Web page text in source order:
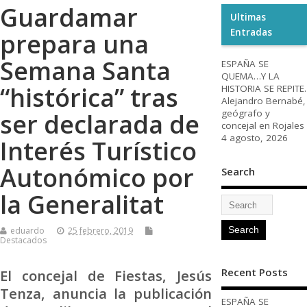
Guardamar
prepara una
Semana Santa
“histórica” tras
ser declarada de
Interés Turístico
Autonómico por
la Generalitat
eduardo
25 febrero, 2019
Destacados
El concejal de Fiestas, Jesús
Tenza, anuncia la publicación
Ultimas
Entradas
ESPAÑA SE
QUEMA…Y LA
HISTORIA SE REPITE.
Alejandro Bernabé,
geógrafo y
concejal en Rojales
4 agosto, 2026
Search
Recent Posts
ESPAÑA SE